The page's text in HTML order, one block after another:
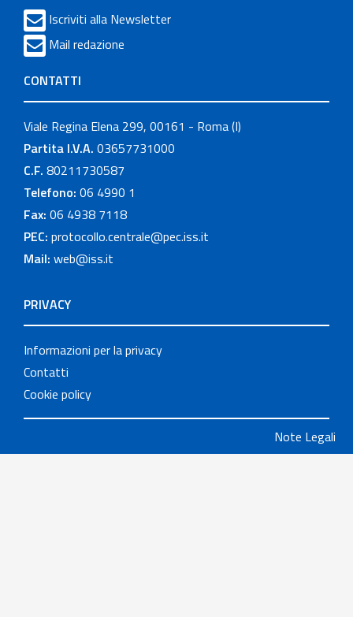
Iscriviti alla Newsletter
Mail redazione
CONTATTI
Viale Regina Elena 299, 00161 - Roma (I)
Partita I.V.A. 03657731000
C.F. 80211730587
Telefono: 06 4990 1
Fax: 06 4938 7118
PEC: protocollo.centrale@pec.iss.it
Mail: web@iss.it
PRIVACY
Informazioni per la privacy
Contatti
Cookie policy
Note Legali